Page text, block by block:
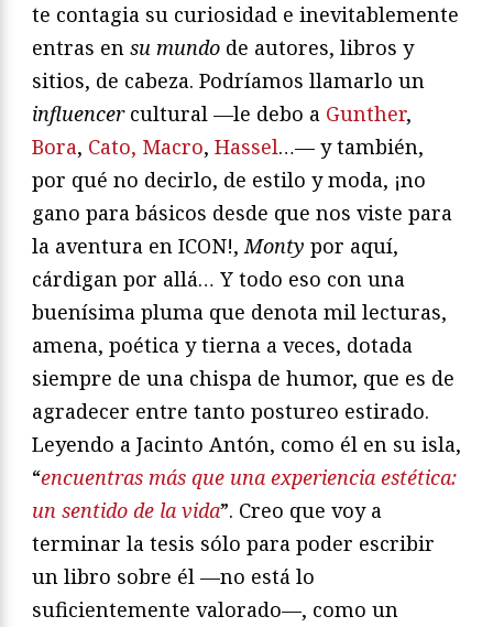
te contagia su curiosidad e inevitablemente
entras en su mundo de autores, libros y
sitios, de cabeza. Podríamos llamarlo un
influencer cultural —le debo a Gunther,
Bora, Cato, Macro, Hassel…— y también,
por qué no decirlo, de estilo y moda, ¡no
gano para básicos desde que nos viste para
la aventura en ICON!, Monty por aquí,
cárdigan por allá… Y todo eso con una
buenísima pluma que denota mil lecturas,
amena, poética y tierna a veces, dotada
siempre de una chispa de humor, que es de
agradecer entre tanto postureo estirado.
Leyendo a Jacinto Antón, como él en su isla,
“encuentras más que una experiencia estética:
un sentido de la vida”. Creo que voy a
terminar la tesis sólo para poder escribir
un libro sobre él —no está lo
suficientemente valorado—, como un